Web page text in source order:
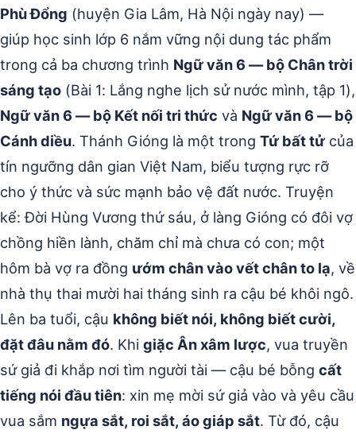
Phù Đổng (huyện Gia Lâm, Hà Nội ngày nay) —
giúp học sinh lớp 6 nắm vững nội dung tác phẩm
trong cả ba chương trình Ngữ văn 6 — bộ Chân trời
sáng tạo (Bài 1: Lắng nghe lịch sử nước mình, tập 1),
Ngữ văn 6 — bộ Kết nối tri thức và Ngữ văn 6 — bộ
Cánh diều. Thánh Gióng là một trong Tứ bất tử của
tín ngưỡng dân gian Việt Nam, biểu tượng rực rỡ
cho ý thức và sức mạnh bảo vệ đất nước. Truyện
kể: Đời Hùng Vương thứ sáu, ở làng Gióng có đôi vợ
chồng hiền lành, chăm chỉ mà chưa có con; một
hôm bà vợ ra đồng ướm chân vào vết chân to lạ, về
nhà thụ thai mười hai tháng sinh ra cậu bé khôi ngô.
Lên ba tuổi, cậu không biết nói, không biết cười,
đặt đâu nằm đó. Khi giặc Ân xâm lược, vua truyền
sứ giả đi khắp nơi tìm người tài — cậu bé bỗng cất
tiếng nói đầu tiên: xin mẹ mời sứ giả vào và yêu cầu
vua sắm ngựa sắt, roi sắt, áo giáp sắt. Từ đó, cậu